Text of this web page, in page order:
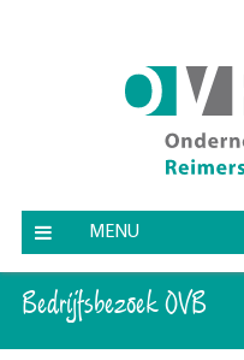
MENU
Bedrijfsbezoek OVB